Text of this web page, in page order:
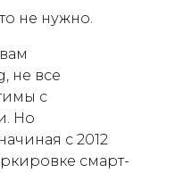
не нужно.
не все
с
Но
с 2012
смарт-